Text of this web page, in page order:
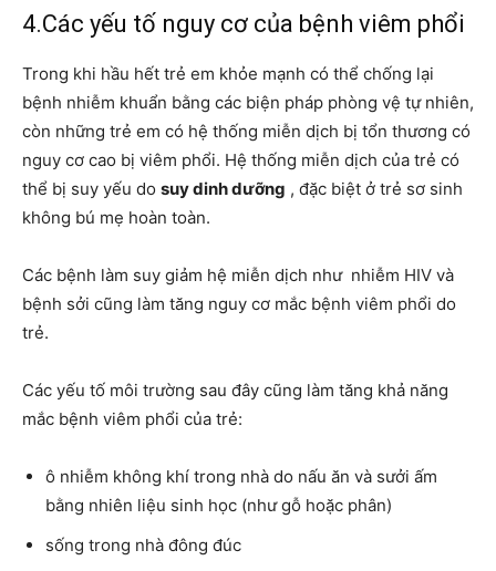
4.Các yếu tố nguy cơ của bệnh viêm phổi
Trong khi hầu hết trẻ em khỏe mạnh có thể chống lại
bệnh nhiễm khuẩn bằng các biện pháp phòng vệ tự nhiên,
còn những trẻ em có hệ thống miễn dịch bị tổn thương có
nguy cơ cao bị viêm phổi. Hệ thống miễn dịch của trẻ có
thể bị suy yếu do suy dinh dưỡng , đặc biệt ở trẻ sơ sinh
không bú mẹ hoàn toàn.
Các bệnh làm suy giảm hệ miễn dịch như nhiễm HIV và
bệnh sởi cũng làm tăng nguy cơ mắc bệnh viêm phổi do
trẻ.
Các yếu tố môi trường sau đây cũng làm tăng khả năng
mắc bệnh viêm phổi của trẻ:
ô nhiễm không khí trong nhà do nấu ăn và sưởi ấm
bằng nhiên liệu sinh học (như gỗ hoặc phân)
sống trong nhà đông đúc